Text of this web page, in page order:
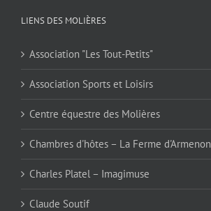
LIENS DES MOLIÈRES
Association "Les Tout-Petits"
Association Sports et Loisirs
Centre équestre des Molières
Chambres d'hôtes – La Ferme d'Armenon
Charles Platel – Imagimuse
Claude Soutif